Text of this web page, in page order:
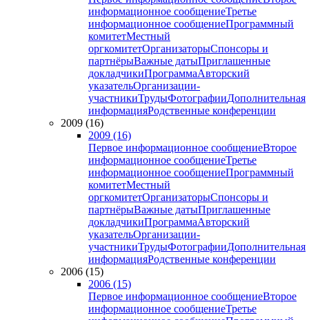
информационное сообщениеТретье
информационное сообщениеПрограммный
комитетМестный
оргкомитетОрганизаторыСпонсоры и
партнёрыВажные датыПриглашенные
докладчикиПрограммаАвторский
указательОрганизации-
участникиТрудыФотографииДополнительная
информацияРодственные конференции
2009 (16)
2009 (16)
Первое информационное сообщениеВторое
информационное сообщениеТретье
информационное сообщениеПрограммный
комитетМестный
оргкомитетОрганизаторыСпонсоры и
партнёрыВажные датыПриглашенные
докладчикиПрограммаАвторский
указательОрганизации-
участникиТрудыФотографииДополнительная
информацияРодственные конференции
2006 (15)
2006 (15)
Первое информационное сообщениеВторое
информационное сообщениеТретье